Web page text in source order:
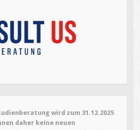
wird zum 31.12.2025
daher keine neuen